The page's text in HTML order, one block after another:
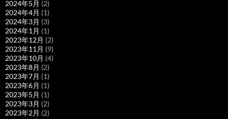
2024年5月 (2)
2024年4月 (1)
2024年3月 (3)
2024年1月 (1)
2023年12月 (2)
2023年11月 (9)
2023年10月 (4)
2023年8月 (2)
2023年7月 (1)
2023年6月 (1)
2023年5月 (1)
2023年3月 (2)
2023年2月 (2)